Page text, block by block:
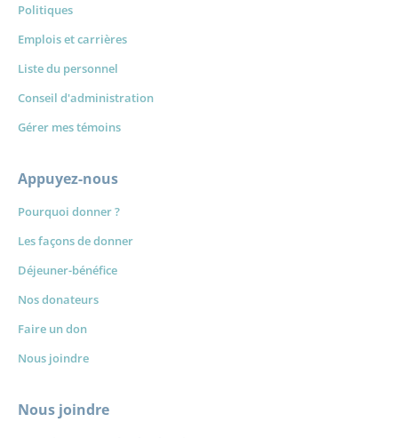
Nous joindre
Politiques
Emplois et carrières
Liste du personnel
Conseil d'administration
Gérer mes témoins
Appuyez-nous
Pourquoi donner ?
Les façons de donner
Déjeuner-bénéfice
Nos donateurs
Faire un don
Nous joindre